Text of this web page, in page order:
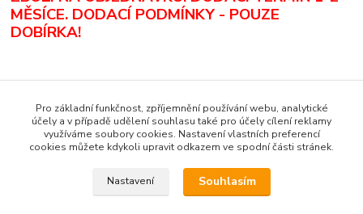
MĚSÍCE. DODACÍ PODMÍNKY - POUZE
DOBÍRKA!
Zboží zařazeno v kategoriích
Zahraniční literatura
Pro základní funkčnost, zpříjemnění používání webu, analytické
účely a v případě udělení souhlasu také pro účely cílení reklamy
využíváme soubory cookies. Nastavení vlastních preferencí
cookies můžete kdykoli upravit odkazem ve spodní části stránek.
Nastavení Souhlasím